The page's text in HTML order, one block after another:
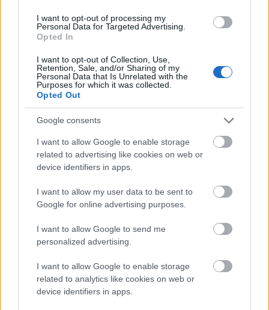
I want to opt-out of processing my
Personal Data for Targeted Advertising.
Opted In
I want to opt-out of Collection, Use,
Retention, Sale, and/or Sharing of my
Personal Data that Is Unrelated with the
Purposes for which it was collected.
Opted Out
Google consents
I want to allow Google to enable storage
related to advertising like cookies on web or
device identifiers in apps.
I want to allow my user data to be sent to
Google for online advertising purposes.
I want to allow Google to send me
personalized advertising.
I want to allow Google to enable storage
related to analytics like cookies on web or
device identifiers in apps.
elszaladt szemem Párizsig (ott viszont Yves
Montand és Juliet Gréco énekel), aztán azon
is túl, Spanyolország (Franco, fasiszta) majd
Portugália - „Lisszabon“ - ízlelgettem a
kalandkönyvből ismerős városnevet.
Északabbra London (Robinson Crusoe,
Kincses sziget, Twist Oliver) jobbra messze
pedig Moszkva (vörös csillagos Kreml, Lenin)
és Leningrád (a Patyomkin páncélos a
Néván), az olasz csizma odalent (Gianni bácsi
a harmadik emeletről és Bianca ), Svédország
odafent (a svéd oroszlán)… de Európa?
Azután néhány évre rá, már a budapesti
gimnáziumban elkezdtem írogatni, mégpedig
gyakran a délutáni, úgynevezett tanulószobai
feladott leckék elvégzésére szántak. A
számtanfüzetből kitépett füzetlapon jól esett
az írás, amúgy a lapokat vécépapírnak is